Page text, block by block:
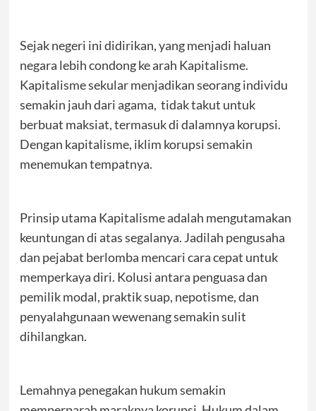
Sejak negeri ini didirikan, yang menjadi haluan
negara lebih condong ke arah Kapitalisme.
Kapitalisme sekular menjadikan seorang individu
semakin jauh dari agama, tidak takut untuk
berbuat maksiat, termasuk di dalamnya korupsi.
Dengan kapitalisme, iklim korupsi semakin
menemukan tempatnya.
Prinsip utama Kapitalisme adalah mengutamakan
keuntungan di atas segalanya. Jadilah pengusaha
dan pejabat berlomba mencari cara cepat untuk
memperkaya diri. Kolusi antara penguasa dan
pemilik modal, praktik suap, nepotisme, dan
penyalahgunaan wewenang semakin sulit
dihilangkan.
Lemahnya penegakan hukum semakin